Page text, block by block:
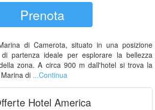
Prenota
di Camerota, situato in una posizione
partenza ideale per esplorare la bellezza
zona. A circa 900 m dall'hotel si trova la
di ...Continua
Hotel America